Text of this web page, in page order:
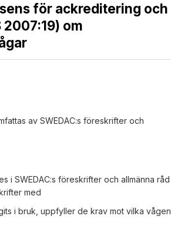
för ackreditering och
om
av SWEDAC:s föreskrifter och
SWEDAC:s föreskrifter och allmänna råd
med
i bruk, uppfyller de krav mot vilka vågen